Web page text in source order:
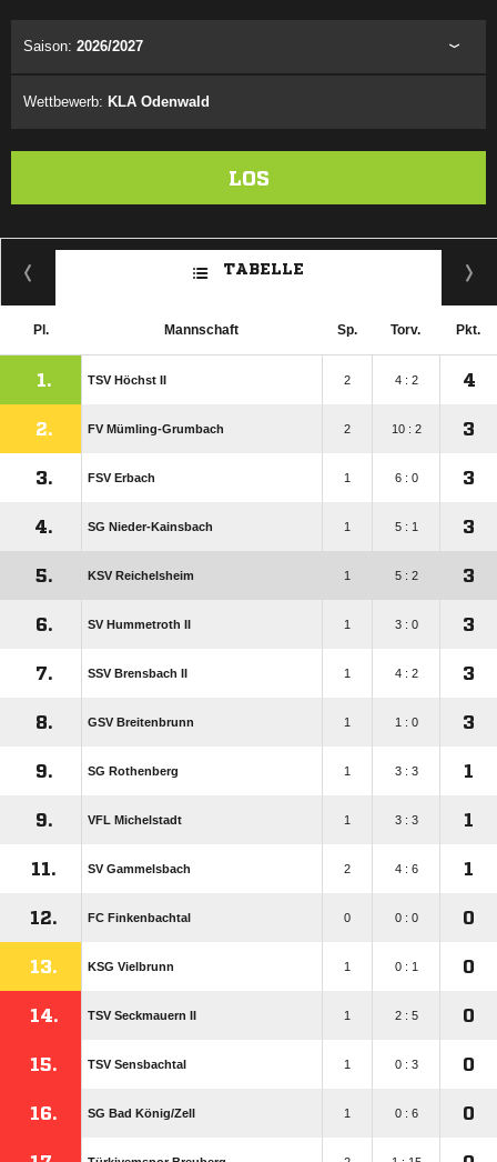
Saison: 2026/2027
Wettbewerb: KLA Odenwald
LOS
TABELLE
Pl. Mannschaft Sp. Torv. Pkt.
1. TSV Höchst II 2 4 : 2 4
2. FV Mümling-Grumbach 2 10 : 2 3
3. FSV Erbach 1 6 : 0 3
4. SG Nieder-Kainsbach 1 5 : 1 3
5. KSV Reichelsheim 1 5 : 2 3
6. SV Hummetroth II 1 3 : 0 3
7. SSV Brensbach II 1 4 : 2 3
8. GSV Breitenbrunn 1 1 : 0 3
9. SG Rothenberg 1 3 : 3 1
9. VFL Michelstadt 1 3 : 3 1
11. SV Gammelsbach 2 4 : 6 1
12. FC Finkenbachtal 0 0 : 0 0
13. KSG Vielbrunn 1 0 : 1 0
14. TSV Seckmauern II 1 2 : 5 0
15. TSV Sensbachtal 1 0 : 3 0
16. SG Bad König/​Zell 1 0 : 6 0